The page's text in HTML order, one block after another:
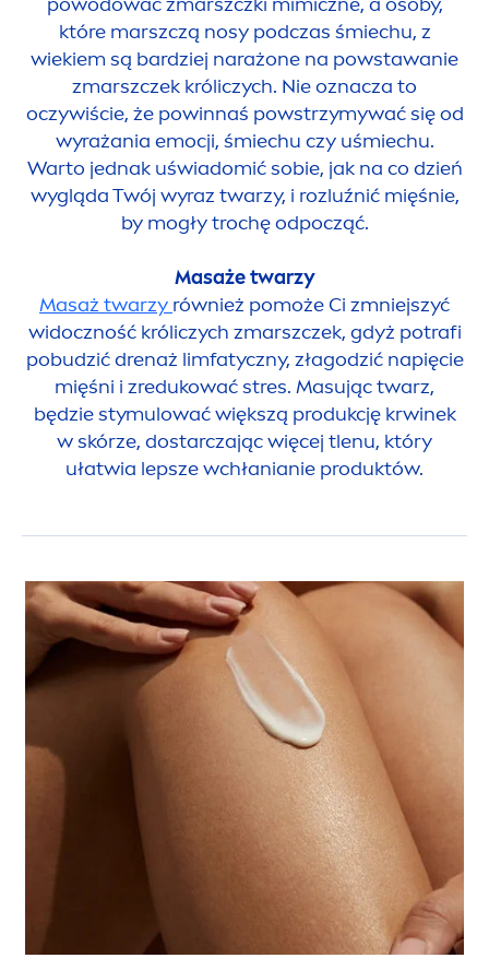
które marszczą nosy podczas śmiechu, z
wiekiem są bardziej narażone na powstawanie
zmarszczek króliczych. Nie oznacza to
oczywiście, że powinnaś powstrzymywać się od
wyrażania emocji, śmiechu czy uśmiechu.
Warto jednak uświadomić sobie, jak na co dzień
wygląda Twój wyraz twarzy, i rozluźnić mięśnie,
by mogły trochę odpocząć.
Masaże twarzy
Masaż twarzy również pomoże Ci zmniejszyć
widoczność króliczych zmarszczek, gdyż potrafi
pobudzić drenaż limfatyczny, złagodzić napięcie
mięśni i zredukować stres. Masując twarz,
będzie stymulować większą produkcję krwinek
w skórze, dostarczając więcej tlenu, który
ułatwia lepsze wchłanianie produktów.